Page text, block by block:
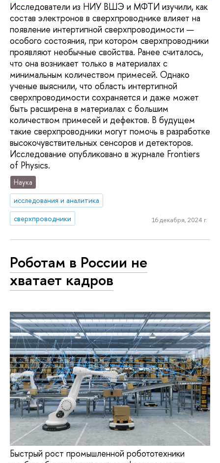
Исследователи из НИУ ВШЭ и МФТИ изучили, как
состав электронов в сверхпроводнике влияет на
появление интертипной сверхпроводимости —
особого состояния, при котором сверхпроводники
проявляют необычные свойства. Ранее считалось,
что она возникает только в материалах с
минимальным количеством примесей. Однако
ученые выяснили, что область интертипной
сверхпроводимости сохраняется и даже может
быть расширена в материалах с большим
количеством примесей и дефектов. В будущем
такие сверхпроводники могут помочь в разработке
высокочувствительных сенсоров и детекторов.
Исследование опубликовано в журнале Frontiers
of Physics.
Наука
исследования и аналитика
сверхпроводники
16 декабря, 2024 г.
Роботам в России не
хватает кадров
Быстрый рост промышленной робототехники